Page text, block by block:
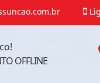
OFFLINE